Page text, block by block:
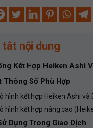
tắt nội dung
Kết Hợp Heiken Ashi
Thông Số Phù Hợp
hình kết hợp Heiken Ashi và
hình kết hợp nâng cao
Dụng Trong Giao Dịch